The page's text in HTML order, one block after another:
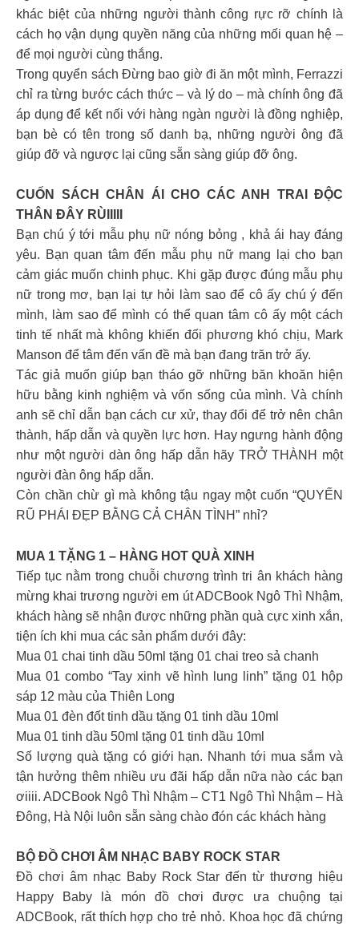
khác biệt của những người thành công rực rỡ chính là
cách họ vận dụng quyền năng của những mối quan hệ –
để mọi người cùng thắng.
Trong quyển sách Đừng bao giờ đi ăn một mình, Ferrazzi
chỉ ra từng bước cách thức – và lý do – mà chính ông đã
áp dụng để kết nối với hàng ngàn người là đồng nghiệp,
bạn bè có tên trong số danh bạ, những người ông đã
giúp đỡ và ngược lại cũng sẵn sàng giúp đỡ ông.
CUỐN SÁCH CHÂN ÁI CHO CÁC ANH TRAI ĐỘC
THÂN ĐÂY RÙIIIII
Bạn chú ý tới mẫu phụ nữ nóng bỏng , khả ái hay đáng
yêu. Bạn quan tâm đến mẫu phụ nữ mang lại cho bạn
cảm giác muốn chinh phục. Khi gặp được đúng mẫu phụ
nữ trong mơ, bạn lại tự hỏi làm sao để cô ấy chú ý đến
mình, làm sao để mình có thể quan tâm cô ấy một cách
tinh tế nhất mà không khiến đối phương khó chịu, Mark
Manson để tâm đến vấn đề mà bạn đang trăn trở ấy.
Tác giả muốn giúp bạn tháo gỡ những băn khoăn hiện
hữu bằng kinh nghiệm và vốn sống của mình. Và chính
anh sẽ chỉ dẫn bạn cách cư xử, thay đổi để trở nên chân
thành, hấp dẫn và quyền lực hơn. Hay ngưng hành động
như một người dàn ông hấp dẫn hãy TRỞ THÀNH một
người đàn ông hấp dẫn.
Còn chần chừ gì mà không tậu ngay một cuốn “QUYẾN
RŨ PHÁI ĐẸP BẰNG CẢ CHÂN TÌNH” nhỉ?
MUA 1 TẶNG 1 – HÀNG HOT QUÀ XINH
Tiếp tục nằm trong chuỗi chương trình tri ân khách hàng
mừng khai trương người em út ADCBook Ngô Thì Nhậm,
khách hàng sẽ nhận được những phần quà cực xinh xắn,
tiện ích khi mua các sản phẩm dưới đây:
Mua 01 chai tinh dầu 50ml tặng 01 chai treo sả chanh
Mua 01 combo “Tay xinh vẽ hình lung linh” tặng 01 hộp
sáp 12 màu của Thiên Long
Mua 01 đèn đốt tinh dầu tặng 01 tinh dầu 10ml
Mua 01 tinh dầu 50ml tặng 01 tinh dầu 10ml
Số lượng quà tặng có giới hạn. Nhanh tới mua sắm và
tận hưởng thêm nhiều ưu đãi hấp dẫn nữa nào các bạn
ơiiii. ADCBook Ngô Thì Nhậm – CT1 Ngô Thì Nhậm – Hà
Đông, Hà Nội luôn sẵn sàng chào đón các khách hàng ️
BỘ ĐỒ CHƠI ÂM NHẠC BABY ROCK STAR
Đồ chơi âm nhạc Baby Rock Star đến từ thương hiệu
Happy Baby là món đồ chơi được ưa chuộng tại
ADCBook, rất thích hợp cho trẻ nhỏ. Khoa học đã chứng